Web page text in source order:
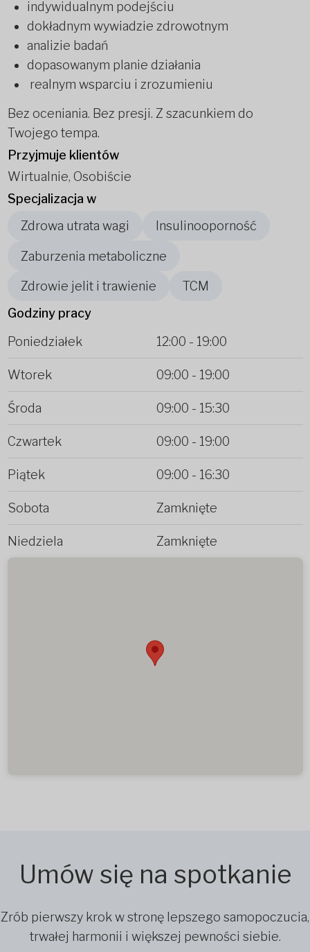
indywidualnym podejściu
dokładnym wywiadzie zdrowotnym
analizie badań
dopasowanym planie działania
realnym wsparciu i zrozumieniu
Bez oceniania. Bez presji. Z szacunkiem do
Twojego tempa.
Przyjmuje klientów
Wirtualnie, Osobiście
Specjalizacja w
Zdrowa utrata wagi
Insulinooporność
Zaburzenia metaboliczne
Zdrowie jelit i trawienie
TCM
Godziny pracy
Poniedziałek
12:00 - 19:00
Wtorek 09:00 - 19:00
Środa 09:00 - 15:30
Czwartek 09:00 - 19:00
Piątek 09:00 - 16:30
Sobota Zamknięte
Niedziela Zamknięte
Umów się na spotkanie
Zrób pierwszy krok w stronę lepszego samopoczucia,
trwałej harmonii i większej pewności siebie.